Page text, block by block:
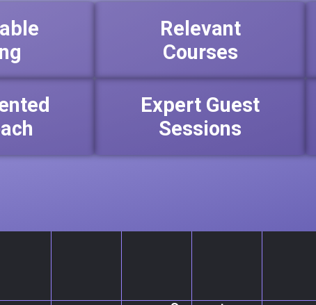
Relevant
Courses
Expert Guest
Sessions